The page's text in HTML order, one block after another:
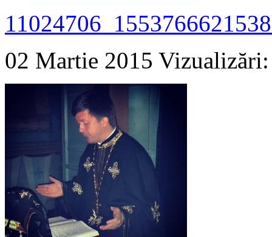
02 Martie 2015